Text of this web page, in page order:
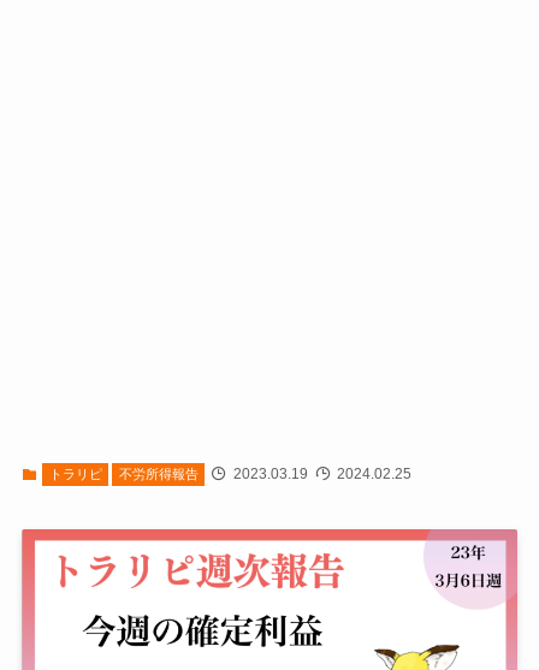
トラリピ 不労所得報告 2023.03.19 2024.02.25